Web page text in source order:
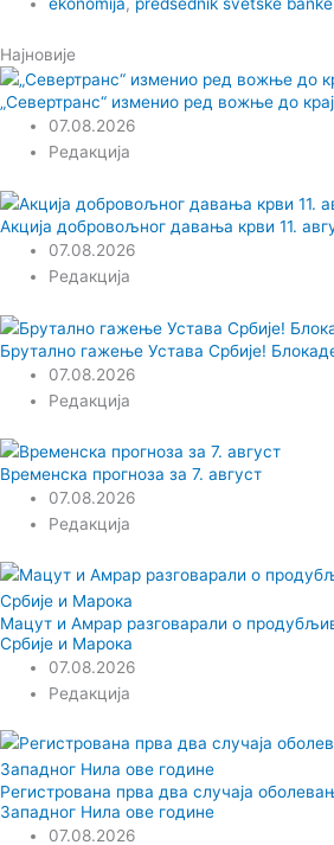
Најновије
„Севертранс“ изменио ред вожње до
07.08.2026
Редакција
Акција добровољног давања крви 11.
07.08.2026
Редакција
Брутално гажење Устава Србије!
07.08.2026
Редакција
Временска прогноза за 7. август
07.08.2026
Редакција
Мацут и Амрар разговарали о
Србије и Марока
07.08.2026
Редакција
Регистрована прва два случаја
Западног Нила ове године
07.08.2026